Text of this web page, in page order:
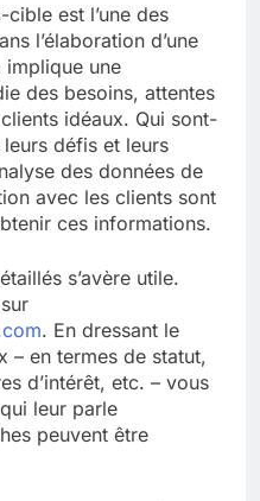
est l’une des
l’élaboration d’une
implique une
des besoins, attentes
idéaux. Qui sont-
défis et leurs
des données de
avec les clients sont
ces informations.
s’avère utile.
. En dressant le
– en termes de statut,
d’intérêt, etc. – vous
leur parle
peuvent être